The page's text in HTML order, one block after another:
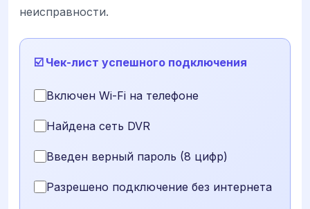
неисправности.
☑️ Чек-лист успешного подключения
Включен Wi-Fi на телефоне
Найдена сеть DVR
Введен верный пароль (8 цифр)
Разрешено подключение без интернета